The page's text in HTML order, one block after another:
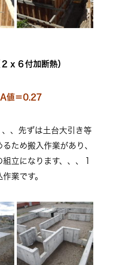
ｘ６付加断熱）
値＝0.27
、先ずは土台大引き等
ため搬入作業があり、
立になります、、、１
業です。